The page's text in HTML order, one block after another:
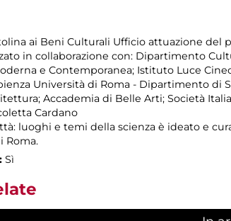
ai Beni Culturali Ufficio attuazione
in collaborazione con: Dipartimento
e Contemporanea; Istituto Luce
Università di Roma - Dipartimento di
Accademia di Belle Arti; Società
Cardano
luoghi e temi della scienza è ideato e
Roma.
Sì